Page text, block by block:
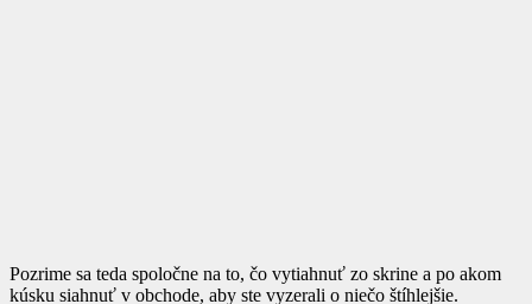
Pozrime sa teda spoločne na to, čo vytiahnuť zo skrine a po akom
kúsku siahnuť v obchode, aby ste vyzerali o niečo štíhlejšie.